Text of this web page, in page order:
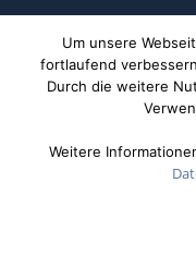
©
Um unsere
fortlaufend
Durch die weitere
Weitere